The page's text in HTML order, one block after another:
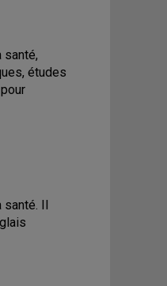
santé,
études
santé. Il